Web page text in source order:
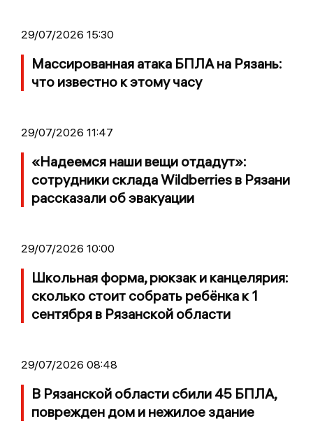
29/07/2026 15:30
Массированная атака БПЛА на Рязань:
что известно к этому часу
29/07/2026 11:47
«Надеемся наши вещи отдадут»:
сотрудники склада Wildberries в Рязани
рассказали об эвакуации
29/07/2026 10:00
Школьная форма, рюкзак и канцелярия:
сколько стоит собрать ребёнка к 1
сентября в Рязанской области
29/07/2026 08:48
В Рязанской области сбили 45 БПЛА,
поврежден дом и нежилое здание